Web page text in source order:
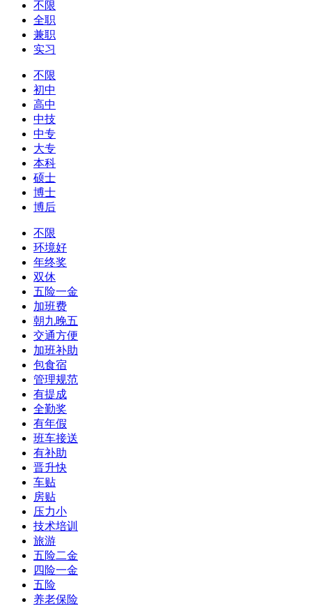
不限
全职
兼职
实习
不限
初中
高中
中技
中专
大专
本科
硕士
博士
博后
不限
环境好
年终奖
双休
五险一金
加班费
朝九晚五
交通方便
加班补助
包食宿
管理规范
有提成
全勤奖
有年假
班车接送
有补助
晋升快
车贴
房贴
压力小
技术培训
旅游
五险二金
四险一金
五险
养老保险